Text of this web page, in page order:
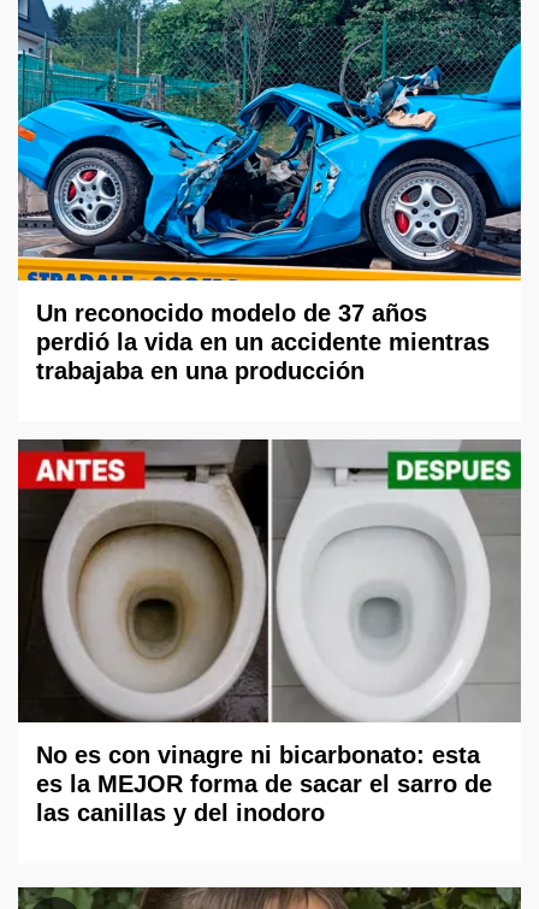
Un reconocido modelo de 37 años
perdió la vida en un accidente mientras
trabajaba en una producción
No es con vinagre ni bicarbonato: esta
es la MEJOR forma de sacar el sarro de
las canillas y del inodoro